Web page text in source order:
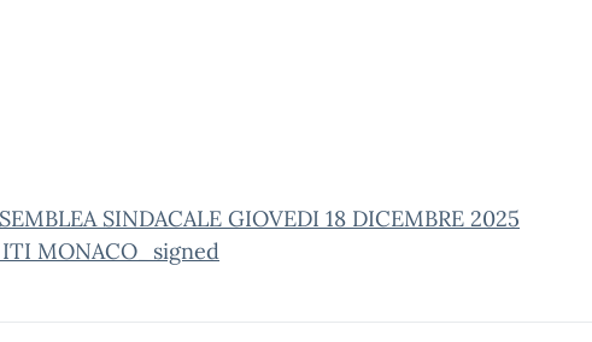
SINDACALE GIOVEDI 18 DICEMBRE 2025
MONACO_signed